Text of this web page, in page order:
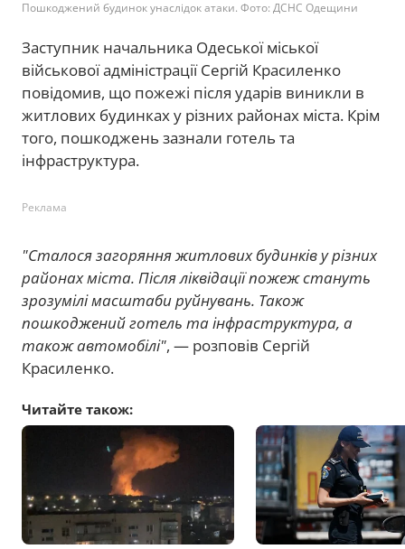
Пошкоджений будинок унаслідок атаки. Фото: ДСНС Одещини
Заступник начальника Одеської міської
військової адміністрації Сергій Красиленко
повідомив, що пожежі після ударів виникли в
житлових будинках у різних районах міста. Крім
того, пошкоджень зазнали готель та
інфраструктура.
Реклама
"Сталося загоряння житлових будинків у різних
районах міста. Після ліквідації пожеж стануть
зрозумілі масштаби руйнувань. Також
пошкоджений готель та інфраструктура, а
також автомобілі", — розповів Сергій
Красиленко.
Читайте також: